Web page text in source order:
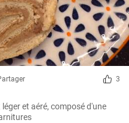
3
et aéré, composé d'une